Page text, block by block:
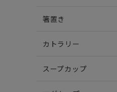
箸置き
カトラリー
スープカップ